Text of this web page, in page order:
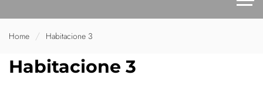
Home Habitacione 3
Habitacione 3